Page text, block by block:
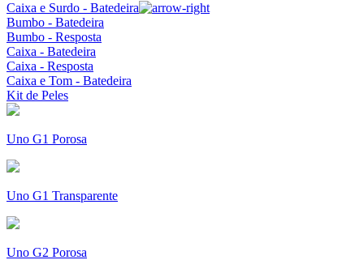
Caixa e Surdo - Batedeira
Bumbo - Batedeira
Bumbo - Resposta
Caixa - Batedeira
Caixa - Resposta
Caixa e Tom - Batedeira
Kit de Peles
Uno G1 Porosa
Uno G1 Transparente
Uno G2 Porosa